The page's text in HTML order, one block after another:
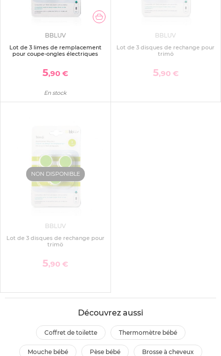
BBLUV
Lot de 3 limes de remplacement
pour coupe-ongles électriques
5,90 €
En stock
BBLUV
Lot de 3 disques de rechange pour
trimö
5,90 €
NON DISPONIBLE
BBLUV
Lot de 3 disques de rechange pour
trimö
5,90 €
Découvrez aussi
coffret de toilette thermomètre bébé
mouche bébé pèse bébé brosse à cheveux